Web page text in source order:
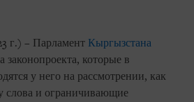
г.) – Парламент Кыргызстана
законопроекта, которые в
у него на рассмотрении, как
слова и ограничивающие